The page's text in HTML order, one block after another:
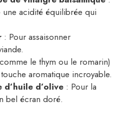
acidité équilibrée qui
: Pour assaisonner
le thym ou le romarin)
aromatique incroyable.
d’huile d’olive : Pour la
bel écran doré.